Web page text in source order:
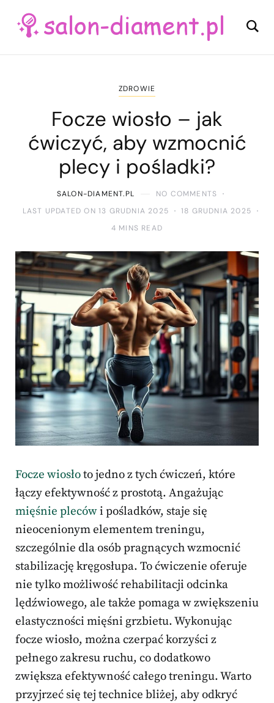
ZDROWIE
Focze wiosło – jak
ćwiczyć, aby wzmocnić
plecy i pośladki?
SALON-DIAMENT.PL
NO COMMENTS
LAST UPDATED ON 13 GRUDNIA 2025
18 GRUDNIA 2025
4 MINS READ
Focze wiosłoto jedno z tych ćwiczeń, które
łączy efektywność z prostotą. Angażując
mięśnie plecówi pośladków, staje się
nieocenionym elementem treningu,
szczególnie dla osób pragnących wzmocnić
stabilizację kręgosłupa. To ćwiczenie oferuje
nie tylko możliwość rehabilitacji odcinka
lędźwiowego, ale także pomaga w zwiększeniu
elastyczności mięśni grzbietu. Wykonując
focze wiosło, można czerpać korzyści z
pełnego zakresu ruchu, co dodatkowo
zwiększa efektywność całego treningu. Warto
przyjrzeć się tej technice bliżej, aby odkryć